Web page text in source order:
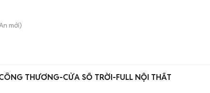
mới)
THƯƠNG-CỬA SỔ TRỜI-FULL NỘI THẤT